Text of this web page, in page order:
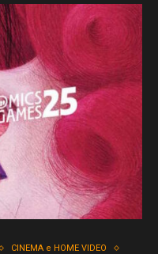
CINEMA e HOME VIDEO